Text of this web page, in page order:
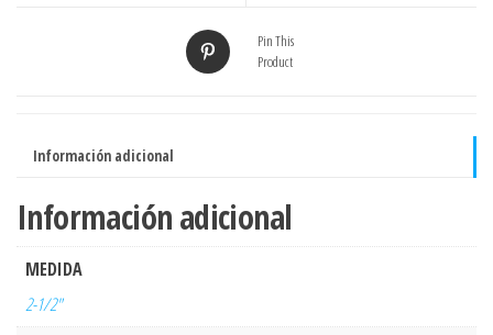
cantidad
Pin This
Product
Información adicional
Información adicional
MEDIDA
2-1/2"